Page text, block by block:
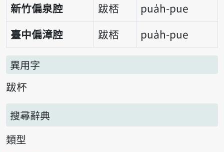
新竹偏泉腔
跋桮
pua̍h-pue
臺中偏漳腔
跋桮 pua̍h-pue
異用字
跋杯
搜尋辭典
類型